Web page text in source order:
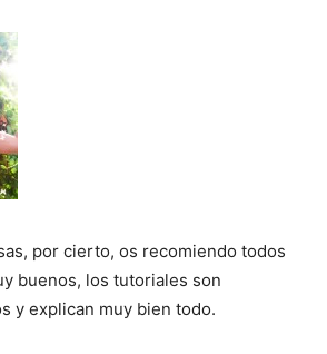
por cierto, os recomiendo todos
buenos, los tutoriales son
y explican muy bien todo.